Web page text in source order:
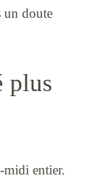
un doute
plus
midi entier.